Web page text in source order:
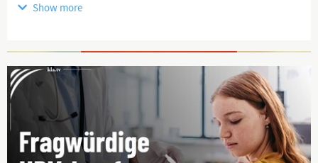
Und unser Satire-Format bitte auch gleich!
https://www.youtube.com/@BissigundBoeseDanke!!!
-------------------------------------------------------------------------------
----------------------------------------
Spenden: Wenn ihr meine Arbeit per paypal unterstützen
Show more